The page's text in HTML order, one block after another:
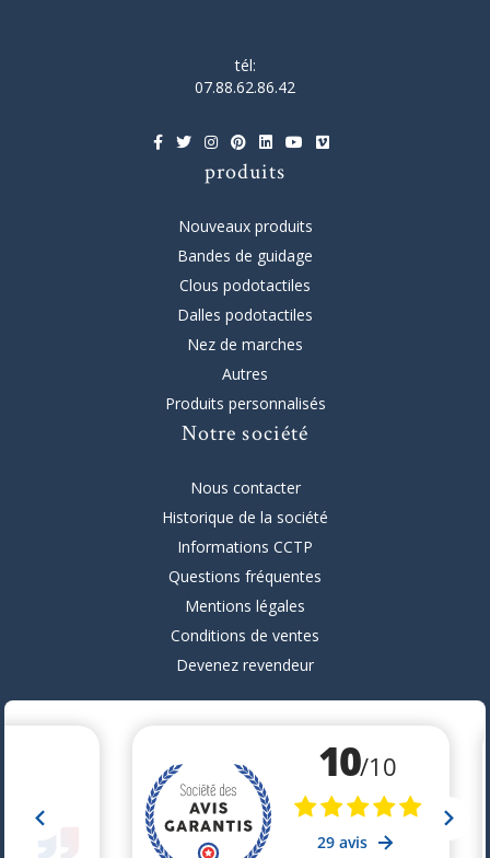
tél:
07.88.62.86.42
produits
Nouveaux produits
Bandes de guidage
Clous podotactiles
Dalles podotactiles
Nez de marches
Autres
Produits personnalisés
Notre société
Nous contacter
Historique de la société
Informations CCTP
Questions fréquentes
Mentions légales
Conditions de ventes
Devenez revendeur